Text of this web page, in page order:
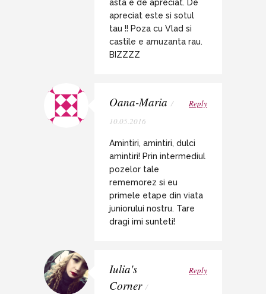
asta e de apreciat. De
apreciat este si sotul
tau !! Poza cu Vlad si
castile e amuzanta rau.
BIZZZZ
Oana-Maria /
10.05.2016
Reply
Amintiri, amintiri, dulci
amintiri! Prin intermediul
pozelor tale
rememorez si eu
primele etape din viata
juniorului nostru. Tare
dragi imi sunteti!
Iulia's
Corner /
Reply